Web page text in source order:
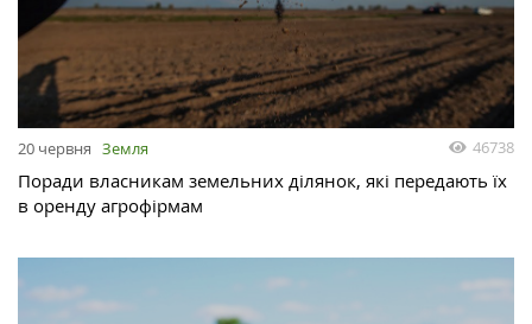
20 червня Земля 46738
Поради власникам земельних ділянок, які передають їх
в оренду агрофірмам